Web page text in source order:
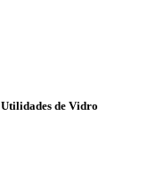
Utilidades de Vidro